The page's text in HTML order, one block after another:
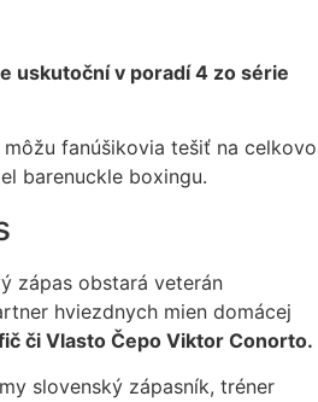
uskutoční v poradí 4 zo série
fanúšikovia tešiť na celkovo
barenuckle boxingu.
zápas obstará veterán
hviezdnych mien domácej
či Vlasto Čepo Viktor Conorto.
slovenský zápasník, tréner